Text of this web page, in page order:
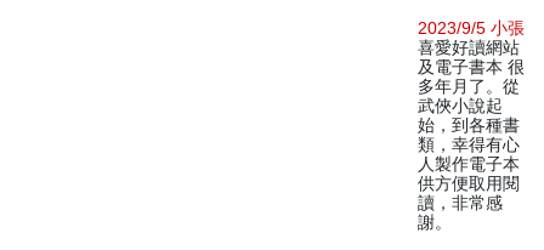
2023/9/5 小張
喜愛好讀網站
及電子書本 很
多年月了。從
武俠小說起
始，到各種書
類，幸得有心
人製作電子本
供方便取用閱
讀，非常感
謝。